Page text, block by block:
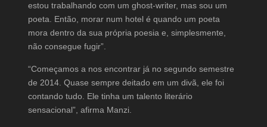
estou trabalhando com um ghost-writer, mas sou um
poeta. Então, morar num hotel é quando um poeta
mora dentro da sua própria poesia e, simplesmente,
não consegue fugir”.
“Começamos a nos encontrar já no segundo semestre
de 2014. Quase sempre deitado em um divã, ele foi
contando tudo. Ele tinha um talento literário
sensacional”, afirma Manzi.